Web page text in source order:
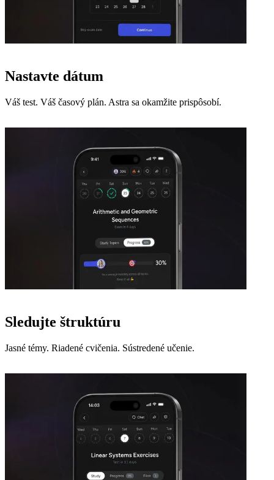
Nastavte dátum
Váš test. Váš časový plán. Astra sa okamžite prispôsobí.
Sledujte štruktúru
Jasné témy. Riadené cvičenia. Sústredené učenie.